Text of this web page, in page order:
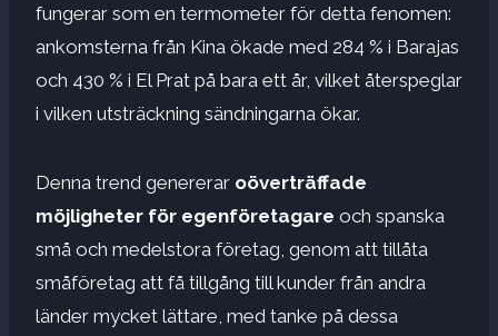
fungerar som en termometer för detta fenomen:
ankomsterna från Kina ökade med 284 % i Barajas
och 430 % i El Prat på bara ett år, vilket återspeglar
i vilken utsträckning sändningarna ökar.
Denna trend genererar oöverträffade
möjligheter för egenföretagare och spanska
små och medelstora företag, genom att tillåta
småföretag att få tillgång till kunder från andra
länder mycket lättare, med tanke på dessa